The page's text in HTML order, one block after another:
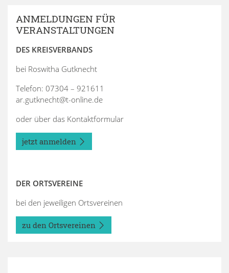
ANMELDUNGEN FÜR
VERANSTALTUNGEN
DES KREISVERBANDS
bei Roswitha Gutknecht
Telefon: 07304 – 921611
ar.gutknecht@t-online.de
oder über das Kontaktformular
jetzt anmelden
DER ORTSVEREINE
bei den jeweiligen Ortsvereinen
zu den Ortsvereinen